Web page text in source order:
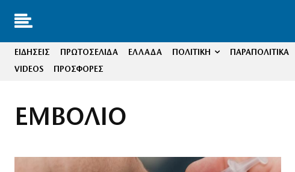
ΕΙΔΗΣΕΙΣ ΠΡΩΤΟΣΕΛΙΔΑ ΕΛΛΑΔΑ ΠΟΛΙΤΙΚΗ ΠΑΡΑΠΟΛΙΤΙΚΑ
VIDEOS
ΠΡΟΣΦΟΡΕΣ
ΕΜΒΟΛΙΟ